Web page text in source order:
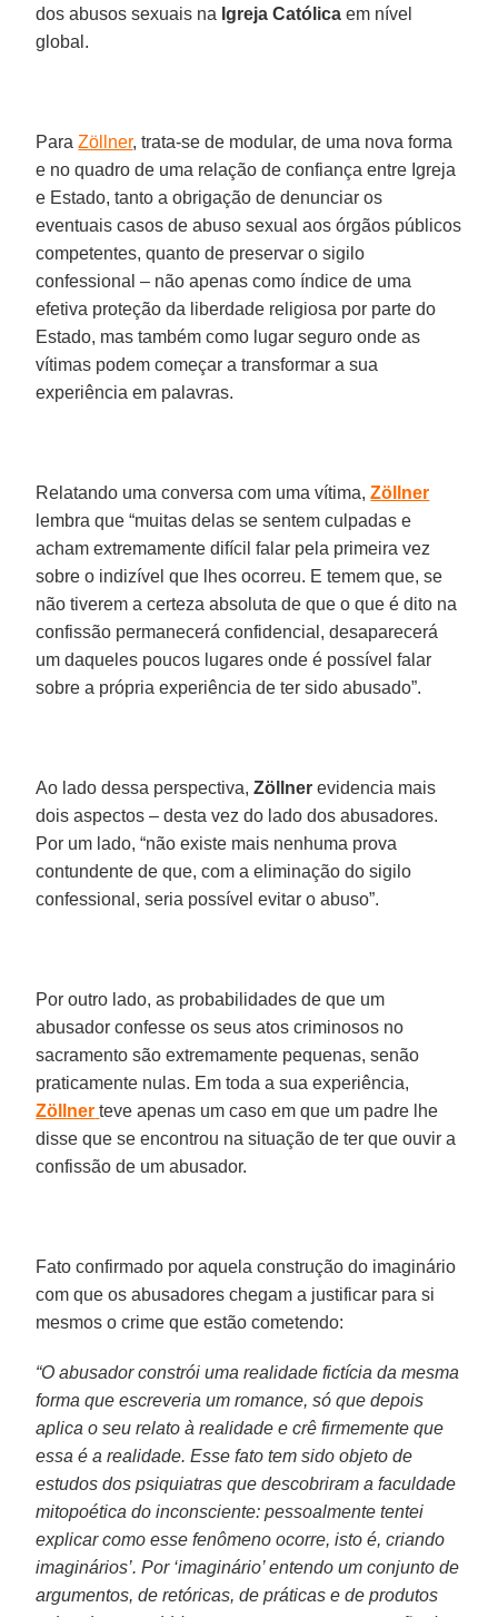
dos abusos sexuais na Igreja Católica em nível
global.
ParaZöllner, trata-se de modular, de uma nova forma
e no quadro de uma relação de confiança entre Igreja
e Estado, tanto a obrigação de denunciar os
eventuais casos de abuso sexual aos órgãos públicos
competentes, quanto de preservar o sigilo
confessional – não apenas como índice de uma
efetiva proteção da liberdade religiosa por parte do
Estado, mas também como lugar seguro onde as
vítimas podem começar a transformar a sua
experiência em palavras.
Relatando uma conversa com uma vítima,Zöllner
lembra que “muitas delas se sentem culpadas e
acham extremamente difícil falar pela primeira vez
sobre o indizível que lhes ocorreu. E temem que, se
não tiverem a certeza absoluta de que o que é dito na
confissão permanecerá confidencial, desaparecerá
um daqueles poucos lugares onde é possível falar
sobre a própria experiência de ter sido abusado”.
Ao lado dessa perspectiva,Zöllner evidencia mais
dois aspectos – desta vez do lado dos abusadores.
Por um lado, “não existe mais nenhuma prova
contundente de que, com a eliminação do sigilo
confessional, seria possível evitar o abuso”.
Por outro lado, as probabilidades de que um
abusador confesse os seus atos criminosos no
sacramento são extremamente pequenas, senão
praticamente nulas. Em toda a sua experiência,
Zöllner teve apenas um caso em que um padre lhe
disse que se encontrou na situação de ter que ouvir a
confissão de um abusador.
Fato confirmado por aquela construção do imaginário
com que os abusadores chegam a justificar para si
mesmos o crime que estão cometendo:
“O abusador constrói uma realidade fictícia da mesma
forma que escreveria um romance, só que depois
aplica o seu relato à realidade e crê firmemente que
essa é a realidade. Esse fato tem sido objeto de
estudos dos psiquiatras que descobriram a faculdade
mitopoética do inconsciente: pessoalmente tentei
explicar como esse fenômeno ocorre, isto é, criando
imaginários’. Por ‘imaginário’ entendo um conjunto de
argumentos, de retóricas, de práticas e de produtos